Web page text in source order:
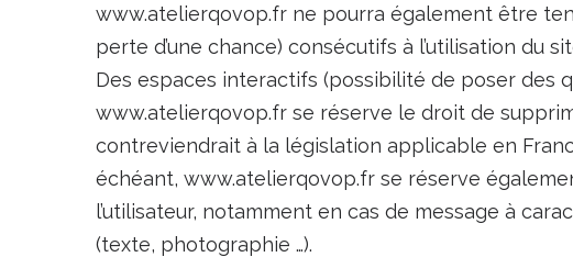
www.atelierqovop.fr ne pourra également être
perte d’une chance) consécutifs à l’utilisation du
Des espaces interactifs (possibilité de poser des
www.atelierqovop.fr se réserve le droit de
contreviendrait à la législation applicable en
échéant, www.atelierqovop.fr se réserve
l’utilisateur, notamment en cas de message à
(texte, photographie …).